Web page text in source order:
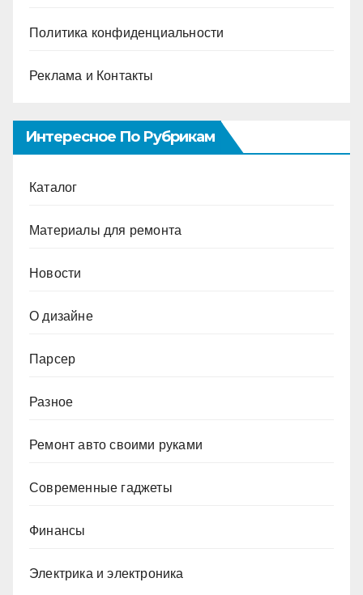
Политика конфиденциальности
Реклама и Контакты
Интересное По Рубрикам
Каталог
Материалы для ремонта
Новости
О дизайне
Парсер
Разное
Ремонт авто своими руками
Современные гаджеты
Финансы
Электрика и электроника